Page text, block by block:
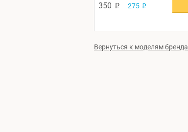
350 p 275 p
Вернуться к моделям бренда